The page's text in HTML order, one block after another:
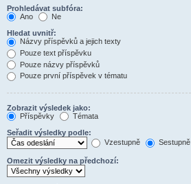
Prohledávat subfóra:
Ano
Ne
Hledat uvnitř:
Názvy příspěvků a jejich texty
Pouze text příspěvku
Pouze názvy příspěvků
Pouze první příspěvek v tématu
Zobrazit výsledek jako:
Příspěvky
Témata
Seřadit výsledky podle:
Vzestupně
Sestupně
Omezit výsledky na předchozí: